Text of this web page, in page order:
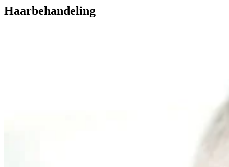
Haarbehandeling